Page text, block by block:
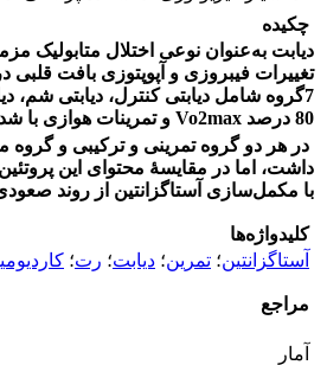
چکیده
دیابت به‌عنوان نوعی اختلال متابولیک
80 درصد Vo2max و تمرینات هوازی با شدت 65 تا 75 درصد Vo
داشت، اما در مقایسۀ محتوای این
با مکمل‌سازی آستاگزانتین از روند
کلیدواژه‌ها
آستاگزانتین؛ تمرین؛ دیابت؛ رت؛
مراجع
آمار